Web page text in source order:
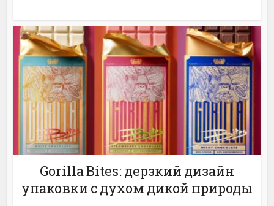
Gorilla Bites: дерзкий дизайн
упаковки с духом дикой природы